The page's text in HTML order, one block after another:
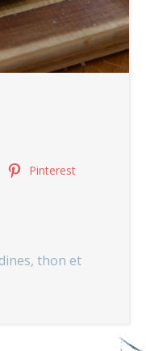
Pinterest
thon et